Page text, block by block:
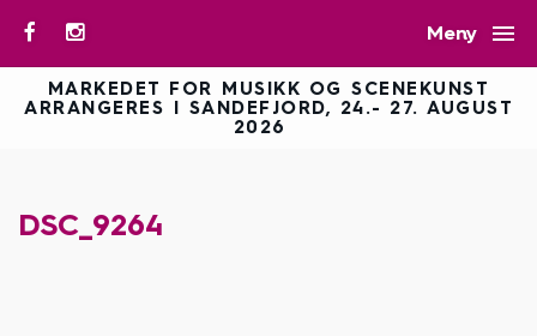
Meny 
MARKEDET FOR MUSIKK OG SCENEKUNST
ARRANGERES I SANDEFJORD, 24.- 27. AUGUST
2026
DSC_9264